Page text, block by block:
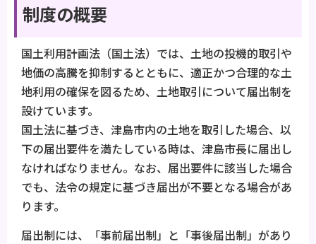
制度の概要
国土利用計画法（国土法）では、土地の投機的取引や
地価の高騰を抑制するとともに、適正かつ合理的な土
地利用の確保を図るため、土地取引について届出制を
設けています。
国土法に基づき、津島市内の土地を取引した場合、以
下の届出要件を満たしている時は、津島市長に届出し
なければなりません。なお、届出要件に該当した場合
でも、法令の規定に基づき届出が不要となる場合があ
ります。
届出制には、「事前届出制」と「事後届出制」があり